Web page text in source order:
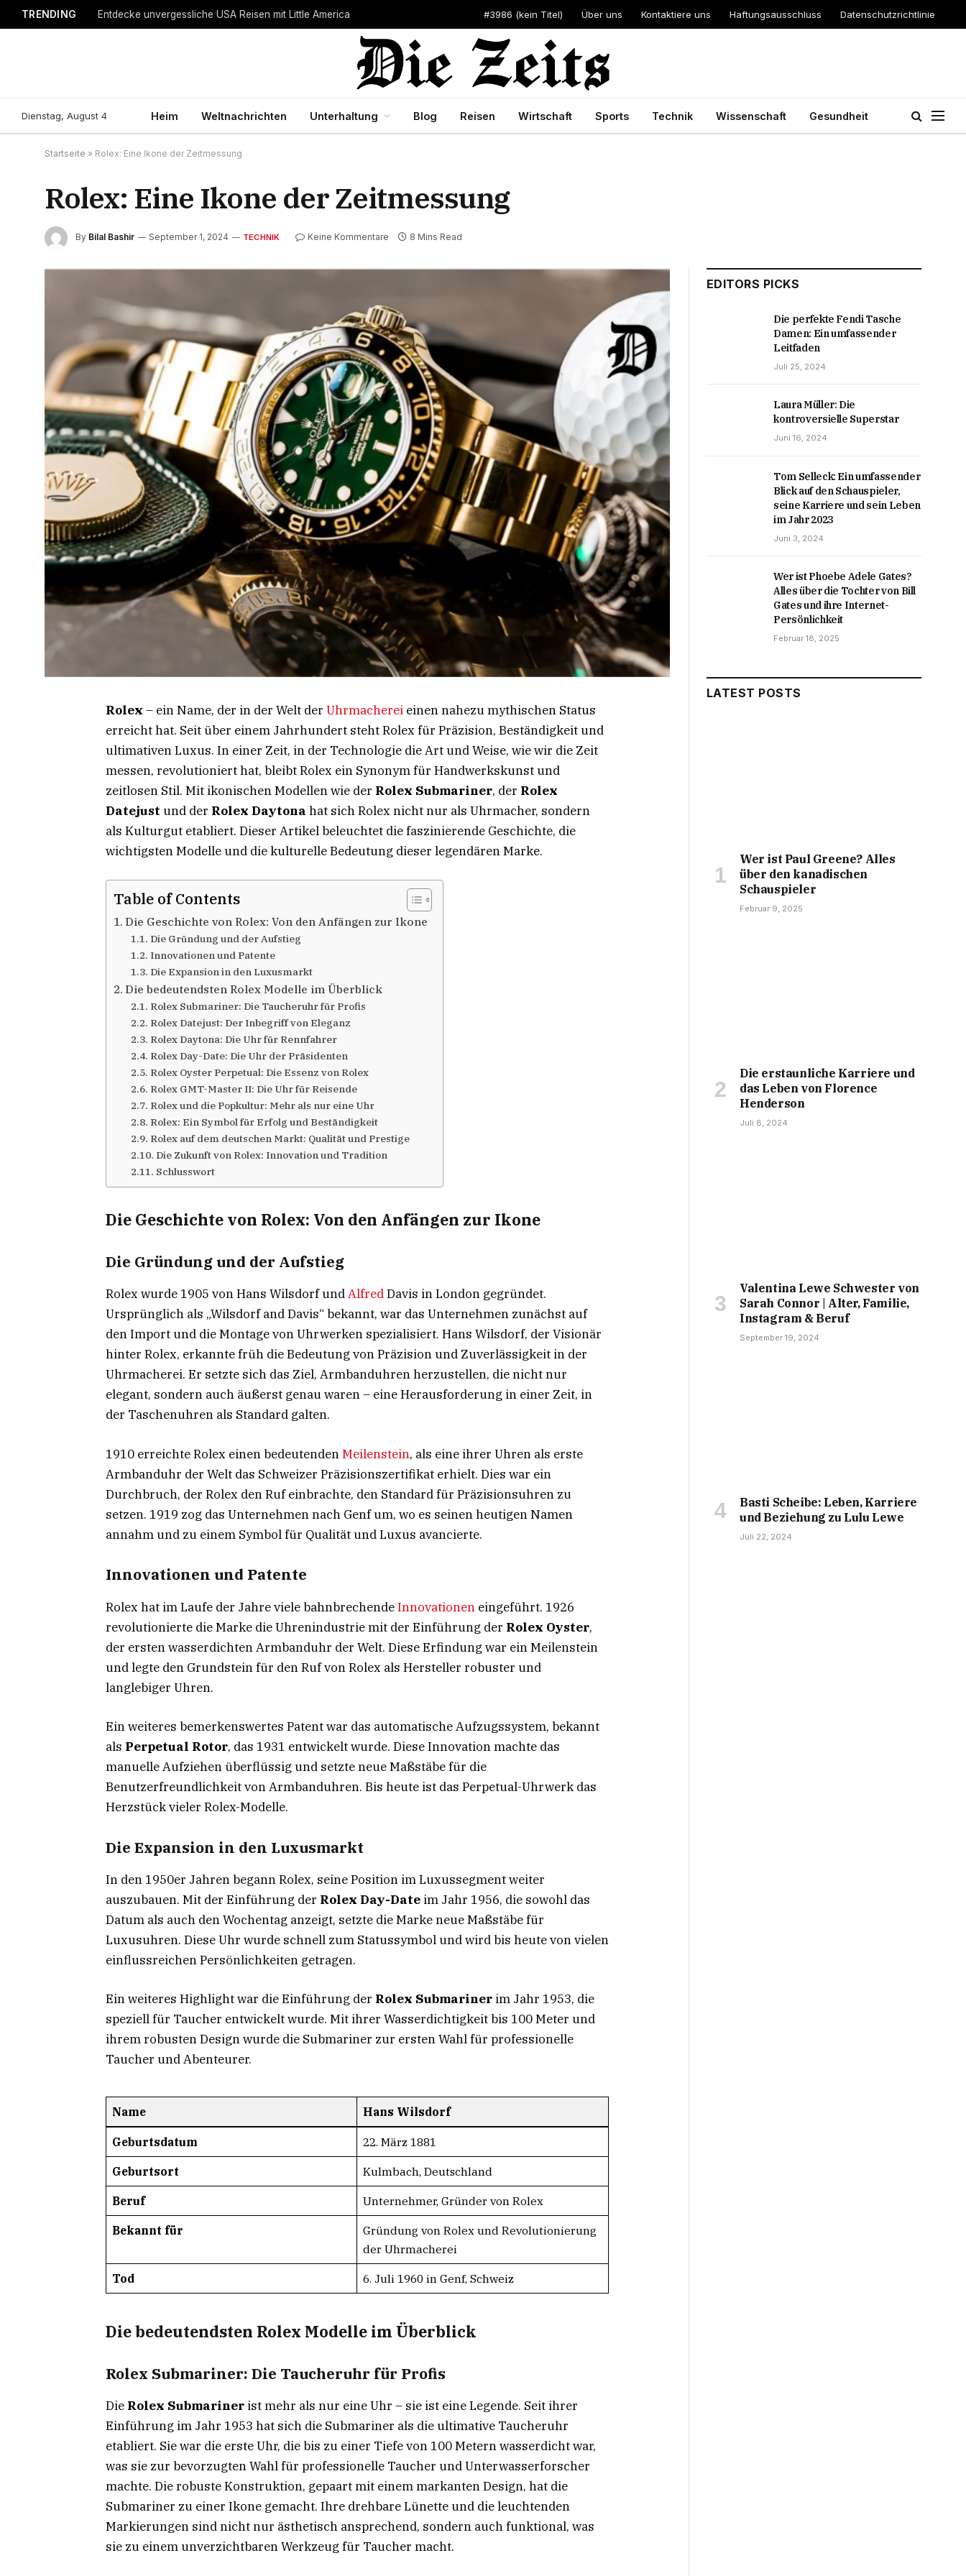
TRENDING Entdecke unvergessliche USA Reisen mit Little America #3986 (kein Titel) Über uns Kontaktiere uns Haftungsausschluss Datenschutzrichtlinie
Dienstag, August 4 Heim Weltnachrichten Unterhaltung Blog Reisen Wirtschaft Sports Technik Wissenschaft Gesundheit
Startseite » Rolex: Eine Ikone der Zeitmessung
Rolex: Eine Ikone der Zeitmessung
By Bilal Bashir September 1, 2024 TECHNIK Keine Kommentare 8 Mins Read
Rolex – ein Name, der in der Welt der Uhrmacherei einen nahezu mythischen Status
erreicht hat. Seit über einem Jahrhundert steht Rolex für Präzision, Beständigkeit und
ultimativen Luxus. In einer Zeit, in der Technologie die Art und Weise, wie wir die Zeit
messen, revolutioniert hat, bleibt Rolex ein Synonym für Handwerkskunst und
zeitlosen Stil. Mit ikonischen Modellen wie der Rolex Submariner, der Rolex
Datejust und der Rolex Daytona hat sich Rolex nicht nur als Uhrmacher, sondern
als Kulturgut etabliert. Dieser Artikel beleuchtet die faszinierende Geschichte, die
wichtigsten Modelle und die kulturelle Bedeutung dieser legendären Marke.
Table of Contents
Die Geschichte von Rolex: Von den Anfängen zur Ikone
Die Gründung und der Aufstieg
Innovationen und Patente
Die Expansion in den Luxusmarkt
Die bedeutendsten Rolex Modelle im Überblick
Rolex Submariner: Die Taucheruhr für Profis
Rolex Datejust: Der Inbegriff von Eleganz
Rolex Daytona: Die Uhr für Rennfahrer
Rolex Day-Date: Die Uhr der Präsidenten
Rolex Oyster Perpetual: Die Essenz von Rolex
Rolex GMT-Master II: Die Uhr für Reisende
Rolex und die Popkultur: Mehr als nur eine Uhr
Rolex: Ein Symbol für Erfolg und Beständigkeit
Rolex auf dem deutschen Markt: Qualität und Prestige
Die Zukunft von Rolex: Innovation und Tradition
Schlusswort
Die Geschichte von Rolex: Von den Anfängen zur Ikone
Die Gründung und der Aufstieg
Rolex wurde 1905 von Hans Wilsdorf undAlfredDavis in London gegründet.
Ursprünglich als „Wilsdorf and Davis“ bekannt, war das Unternehmen zunächst auf
den Import und die Montage von Uhrwerken spezialisiert. Hans Wilsdorf, der Visionär
hinter Rolex, erkannte früh die Bedeutung von Präzision und Zuverlässigkeit in der
Uhrmacherei. Er setzte sich das Ziel, Armbanduhren herzustellen, die nicht nur
elegant, sondern auch äußerst genau waren – eine Herausforderung in einer Zeit, in
der Taschenuhren als Standard galten.
1910 erreichte Rolex einen bedeutendenMeilenstein, als eine ihrer Uhren als erste
Armbanduhr der Welt das Schweizer Präzisionszertifikat erhielt. Dies war ein
Durchbruch, der Rolex den Ruf einbrachte, den Standard für Präzisionsuhren zu
setzen. 1919 zog das Unternehmen nach Genf um, wo es seinen heutigen Namen
annahm und zu einem Symbol für Qualität und Luxus avancierte.
Innovationen und Patente
Rolex hat im Laufe der Jahre viele bahnbrechendeInnovationen eingeführt. 1926
revolutionierte die Marke die Uhrenindustrie mit der Einführung der Rolex Oyster,
der ersten wasserdichten Armbanduhr der Welt. Diese Erfindung war ein Meilenstein
und legte den Grundstein für den Ruf von Rolex als Hersteller robuster und
langlebiger Uhren.
Ein weiteres bemerkenswertes Patent war das automatische Aufzugssystem, bekannt
als Perpetual Rotor, das 1931 entwickelt wurde. Diese Innovation machte das
manuelle Aufziehen überflüssig und setzte neue Maßstäbe für die
Benutzerfreundlichkeit von Armbanduhren. Bis heute ist das Perpetual-Uhrwerk das
Herzstück vieler Rolex-Modelle.
Die Expansion in den Luxusmarkt
In den 1950er Jahren begann Rolex, seine Position im Luxussegment weiter
auszubauen. Mit der Einführung der Rolex Day-Date im Jahr 1956, die sowohl das
Datum als auch den Wochentag anzeigt, setzte die Marke neue Maßstäbe für
Luxusuhren. Diese Uhr wurde schnell zum Statussymbol und wird bis heute von vielen
einflussreichen Persönlichkeiten getragen.
Ein weiteres Highlight war die Einführung der Rolex Submariner im Jahr 1953, die
speziell für Taucher entwickelt wurde. Mit ihrer Wasserdichtigkeit bis 100 Meter und
ihrem robusten Design wurde die Submariner zur ersten Wahl für professionelle
Taucher und Abenteurer.
Name Hans Wilsdorf
Geburtsdatum 22. März 1881
Geburtsort Kulmbach, Deutschland
Beruf Unternehmer, Gründer von Rolex
Bekannt für
Gründung von Rolex und Revolutionierung
der Uhrmacherei
Tod 6. Juli 1960 in Genf, Schweiz
Die bedeutendsten Rolex Modelle im Überblick
Rolex Submariner: Die Taucheruhr für Profis
Die Rolex Submariner ist mehr als nur eine Uhr – sie ist eine Legende. Seit ihrer
Einführung im Jahr 1953 hat sich die Submariner als die ultimative Taucheruhr
etabliert. Sie war die erste Uhr, die bis zu einer Tiefe von 100 Metern wasserdicht war,
was sie zur bevorzugten Wahl für professionelle Taucher und Unterwasserforscher
machte. Die robuste Konstruktion, gepaart mit einem markanten Design, hat die
Submariner zu einer Ikone gemacht. Ihre drehbare Lünette und die leuchtenden
Markierungen sind nicht nur ästhetisch ansprechend, sondern auch funktional, was
sie zu einem unverzichtbaren Werkzeug für Taucher macht.
EDITORS PICKS
Die perfekte Fendi Tasche
Damen: Ein umfassender
Leitfaden
Juli 25, 2024
Laura Müller: Die
kontroversielle Superstar
Juni 16, 2024
Tom Selleck: Ein umfassender
Blick auf den Schauspieler,
seine Karriere und sein Leben
im Jahr 2023
Juni 3, 2024
Wer ist Phoebe Adele Gates?
Alles über die Tochter von Bill
Gates und ihre Internet-
Persönlichkeit
Februar 18, 2025
LATEST POSTS
Wer ist Paul Greene? Alles
über den kanadischen
Schauspieler
Februar 9, 2025
Die erstaunliche Karriere und
das Leben von Florence
Henderson
Juli 8, 2024
Valentina Lewe Schwester von
Sarah Connor | Alter, Familie,
Instagram & Beruf
September 19, 2024
Basti Scheibe: Leben, Karriere
und Beziehung zu Lulu Lewe
Juli 22, 2024